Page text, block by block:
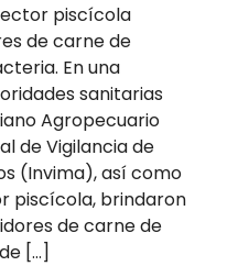
piscícola
de carne de
En una
sanitarias
Agropecuario
de Vigilancia de
(Invima), así como
piscícola, brindaron
de carne de
[…]